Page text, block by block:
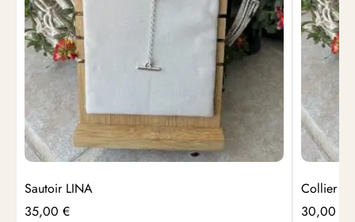
Sautoir LINA
35,00 €
Collier
30,00